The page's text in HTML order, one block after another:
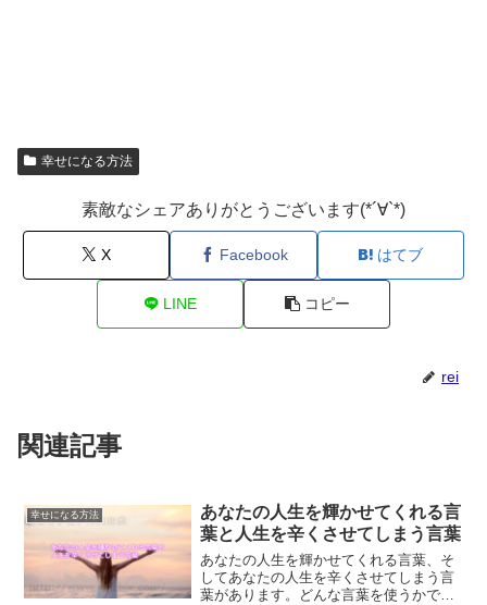
幸せになる方法
素敵なシェアありがとうございます(*´∀`*)
X Facebook はてブ
LINE コピー
rei
関連記事
幸せになる方法
あなたの人生を輝かせてくれる言
葉と人生を辛くさせてしまう言葉
あなたの人生を輝かせてくれる言葉、そ
してあなたの人生を辛くさせてしまう言
葉があります。どんな言葉を使うかで、